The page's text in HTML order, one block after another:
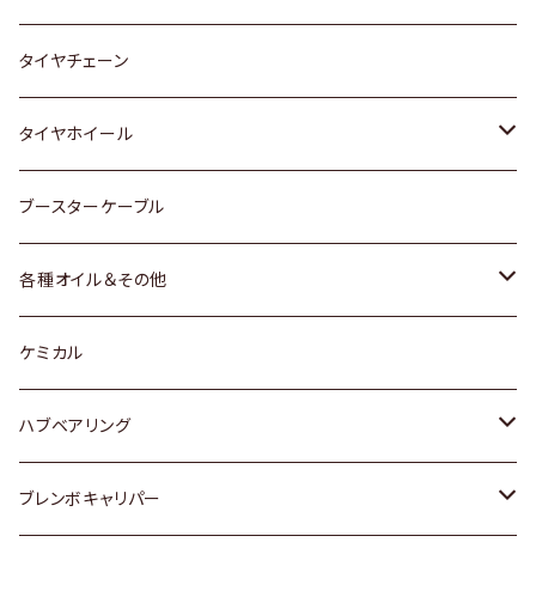
三菱
スバル
レクサス
マツダ
三菱
スバル
いすゞ
ダイハツ
マツダ
三菱
スバル
日産
ダイハツ
スバル
スズキ
日産
ダイハツ
マツダ
スズキ
日産
ダイハツ
マツダ
スバル
トヨタ
マツダ
タイヤチェーン
タイヤホイール
トヨタ
ホンダ
スズキ
日産
ダイハツ
ブースターケーブル
各種オイル＆その他
ディーデル洗浄添加剤
ケミカル
ハブベアリング
トヨタ
ブレンボキャリパー